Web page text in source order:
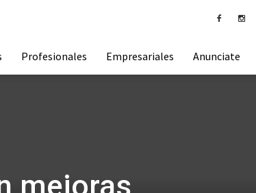
Profesionales Empresariales Anunciate